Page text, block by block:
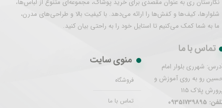
نگارستان ری به عنوان مقصدی برای خرید پوشاک، مجموعه‌ای متنوع از لباس‌ها،
شلوارها، کیف‌ها و کفش‌ها را ارائه می‌دهد. با کیفیت بالا و طراحی‌های مدرن،
ما به شما کمک می‌کنیم تا استایل خود را به راحتی بیان کنید.
تماس با ما
شهرری بلوار امام
رو به روی آموزش و
پلاک 115
09351739895
منوی سایت
فروشگاه
تماس با ما